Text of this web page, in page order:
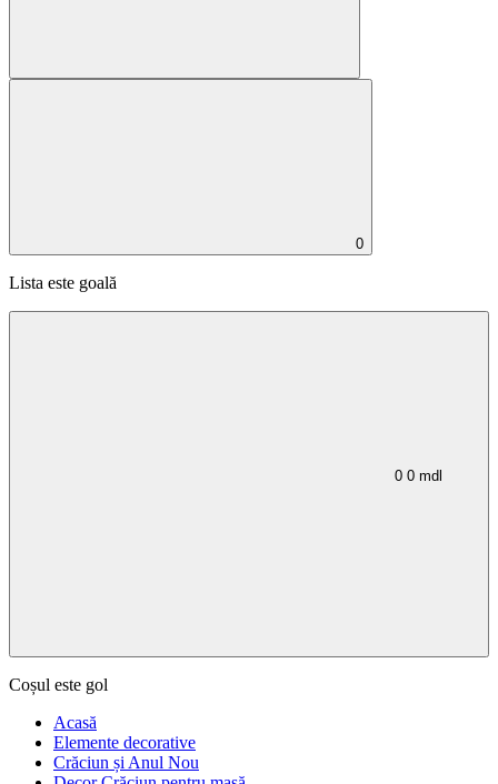
0
Lista este goală
0 0 mdl
Coșul este gol
Acasă
Elemente decorative
Crăciun și Anul Nou